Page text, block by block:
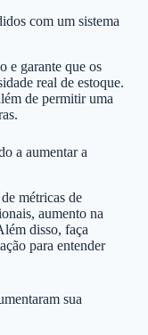
com um sistema
e garante que os
real de estoque.
de permitir uma
a aumentar a
métricas de
aumento na
disso, faça
para entender
sua